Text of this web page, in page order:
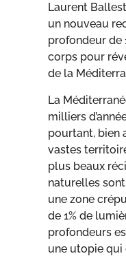
Laurent
un nouveau
profondeur de
corps pour
de la
La
milliers
pourtant, bien
vastes
plus beaux
naturelles
une zone
de 1% de
profondeurs
une utopie qui